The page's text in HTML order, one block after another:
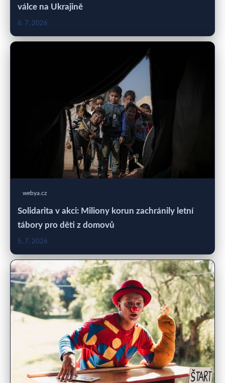
válce na Ukrajině
6. 7. 2026
webya.cz
Solidarita v akci: Miliony korun zachránily letní
tábory pro děti z domovů
5. 7. 2026